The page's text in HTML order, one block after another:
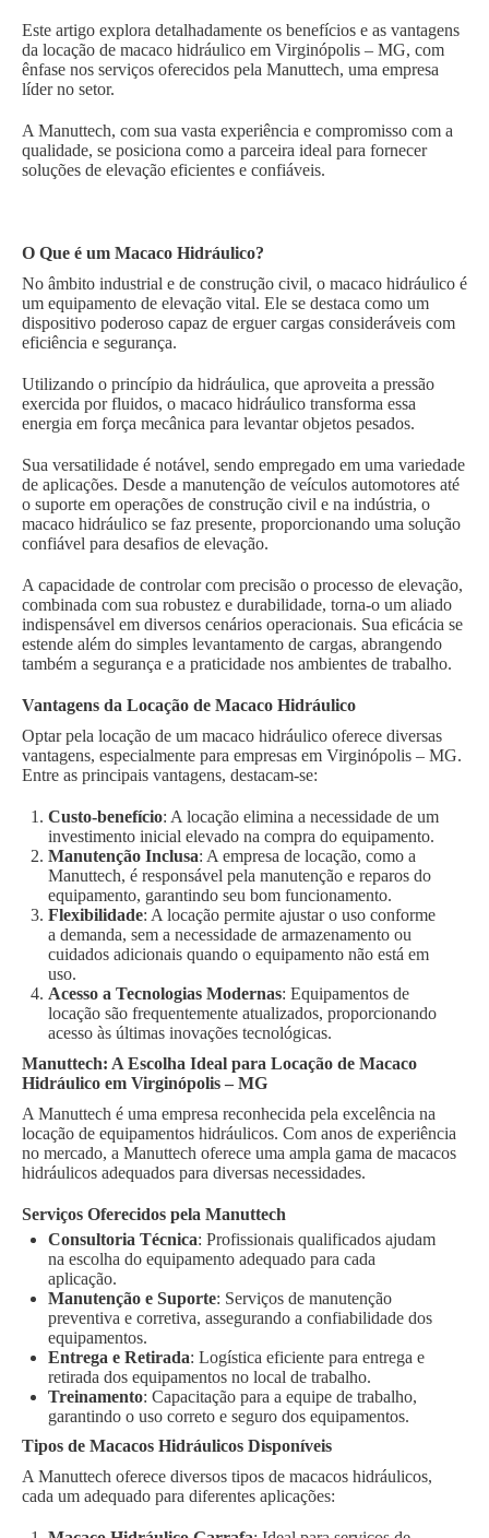
Este artigo explora detalhadamente os benefícios e as vantagens
da locação de macaco hidráulico em Virginópolis – MG, com
ênfase nos serviços oferecidos pela Manuttech, uma empresa
líder no setor.
A Manuttech, com sua vasta experiência e compromisso com a
qualidade, se posiciona como a parceira ideal para fornecer
soluções de elevação eficientes e confiáveis.
O Que é um Macaco Hidráulico?
No âmbito industrial e de construção civil, o macaco hidráulico é
um equipamento de elevação vital. Ele se destaca como um
dispositivo poderoso capaz de erguer cargas consideráveis com
eficiência e segurança.
Utilizando o princípio da hidráulica, que aproveita a pressão
exercida por fluidos, o macaco hidráulico transforma essa
energia em força mecânica para levantar objetos pesados.
Sua versatilidade é notável, sendo empregado em uma variedade
de aplicações. Desde a manutenção de veículos automotores até
o suporte em operações de construção civil e na indústria, o
macaco hidráulico se faz presente, proporcionando uma solução
confiável para desafios de elevação.
A capacidade de controlar com precisão o processo de elevação,
combinada com sua robustez e durabilidade, torna-o um aliado
indispensável em diversos cenários operacionais. Sua eficácia se
estende além do simples levantamento de cargas, abrangendo
também a segurança e a praticidade nos ambientes de trabalho.
Vantagens da Locação de Macaco Hidráulico
Optar pela locação de um macaco hidráulico oferece diversas
vantagens, especialmente para empresas em Virginópolis – MG.
Entre as principais vantagens, destacam-se:
Custo-benefício: A locação elimina a necessidade de um
investimento inicial elevado na compra do equipamento.
Manutenção Inclusa: A empresa de locação, como a
Manuttech, é responsável pela manutenção e reparos do
equipamento, garantindo seu bom funcionamento.
Flexibilidade: A locação permite ajustar o uso conforme
a demanda, sem a necessidade de armazenamento ou
cuidados adicionais quando o equipamento não está em
uso.
Acesso a Tecnologias Modernas: Equipamentos de
locação são frequentemente atualizados, proporcionando
acesso às últimas inovações tecnológicas.
Manuttech: A Escolha Ideal para Locação de Macaco
Hidráulico em Virginópolis – MG
A Manuttech é uma empresa reconhecida pela excelência na
locação de equipamentos hidráulicos. Com anos de experiência
no mercado, a Manuttech oferece uma ampla gama de macacos
hidráulicos adequados para diversas necessidades.
Serviços Oferecidos pela Manuttech
Consultoria Técnica: Profissionais qualificados ajudam
na escolha do equipamento adequado para cada
aplicação.
Manutenção e Suporte: Serviços de manutenção
preventiva e corretiva, assegurando a confiabilidade dos
equipamentos.
Entrega e Retirada: Logística eficiente para entrega e
retirada dos equipamentos no local de trabalho.
Treinamento: Capacitação para a equipe de trabalho,
garantindo o uso correto e seguro dos equipamentos.
Tipos de Macacos Hidráulicos Disponíveis
A Manuttech oferece diversos tipos de macacos hidráulicos,
cada um adequado para diferentes aplicações: